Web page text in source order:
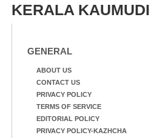
KERALA KAUMUDI
GENERAL
ABOUT US
CONTACT US
PRIVACY POLICY
TERMS OF SERVICE
EDITORIAL POLICY
PRIVACY POLICY-KAZHCHA